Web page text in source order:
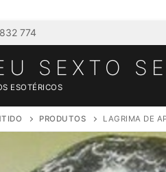
774
SEXTO
ESOTÉRICOS
PRODUTOS LAGRIMA DE